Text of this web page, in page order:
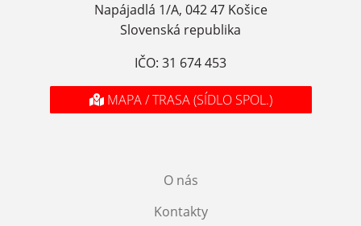
Napájadlá 1/A, 042 47 Košice
Slovenská republika
IČO: 31 674 453
MAPA / TRASA (SÍDLO SPOL.)
O nás
Kontakty